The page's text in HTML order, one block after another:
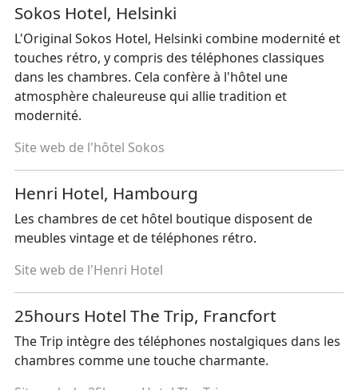
Sokos Hotel, Helsinki
L'Original Sokos Hotel, Helsinki combine modernité et
touches rétro, y compris des téléphones classiques
dans les chambres. Cela confère à l'hôtel une
atmosphère chaleureuse qui allie tradition et
modernité.
Site web de l'hôtel Sokos
Henri Hotel, Hambourg
Les chambres de cet hôtel boutique disposent de
meubles vintage et de téléphones rétro.
Site web de l'Henri Hotel
25hours Hotel The Trip, Francfort
The Trip intègre des téléphones nostalgiques dans les
chambres comme une touche charmante.